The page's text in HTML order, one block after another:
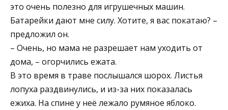
это очень полезно для игрушечных машин.
Батарейки дают мне силу. Хотите, я вас покатаю? –
предложил он.
– Очень, но мама не разрешает нам уходить от
дома, – огорчились ежата.
В это время в траве послышался шорох. Листья
лопуха раздвинулись, и из-за них показалась
ежиха. На спине у неё лежало румяное яблоко.